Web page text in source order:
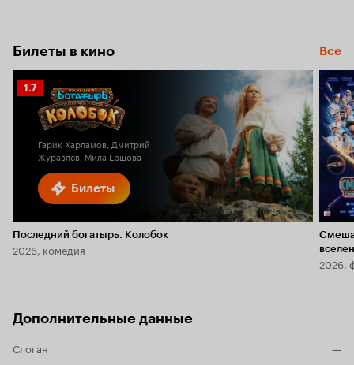
Билеты в кино Все
Билеты
Рейтинг
Кинопоиска
1.7
Гарик Харламов, Дмитрий
Журавлев, Мила Ершова
Последний богатырь. Колобок
2026, комедия
2026,
Дополнительные данные
Слоган —